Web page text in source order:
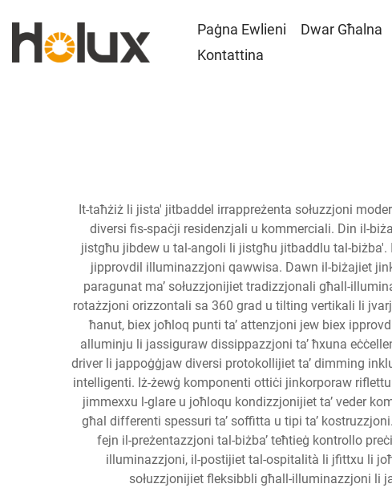
Paġna Ewlieni Dwar Għalna
Kontattina
It-taħżiż li jista' jitbaddel irrappreżenta sołuzzjoni
diversi fis-spaċji residenzjali u kommerciali. Din il-
jistgħu jibdew u tal-angoli li jistgħu jitbaddlu tal-
jipprovdil illuminazzjoni qawwisa. Dawn il-biżajiet
paragunat ma’ sołuzzjonijiet tradizzjonali għall-
rotażzjoni orizzontali sa 360 grad u tilting vertikali li
ħanut, biex joħloq punti ta’ attenzjoni jew biex
alluminju li jassiguraw dissippazzjoni ta’ ħxuna
driver li jappoġġjaw diversi protokollijiet ta’ dimming
intelligenti. Iż-żewġ komponenti ottiċi jinkorporaw
jimmexxu l-glare u joħloqu kondizzjonijiet ta’ veder
għal differenti spessuri ta’ soffitta u tipi ta’
fejn il-preżentazzjoni tal-biżba’ teħtieġ kontrollo
illuminazzjoni, il-postijiet tal-ospitalità li jfittxu li
sołuzzjonijiet fleksibbli għall-illuminazzjoni li